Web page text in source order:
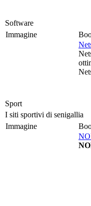
Software
Immagine
Sport
I siti sportivi di senigallia
Immagine